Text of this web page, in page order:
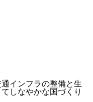
インフラの整備と生
しなやかな国づくり